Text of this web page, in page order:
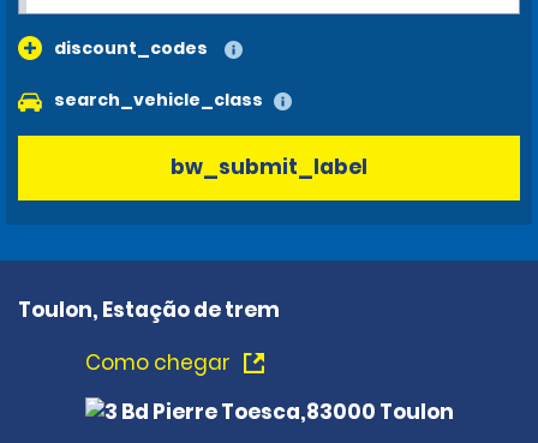
discount_codes
search_vehicle_class
bw_submit_label
Toulon, Estação de trem
Como chegar